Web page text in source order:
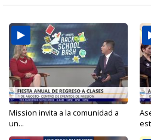
Mission invita a la comunidad a
un...